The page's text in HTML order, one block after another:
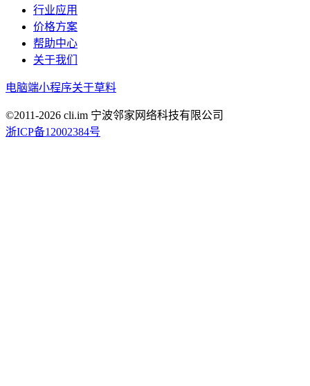
行业应用
价格方案
帮助中心
关于我们
电脑端小程序关于草料
©2011-2026 cli.im 宁波邻家网络科技有限公司
浙ICP备12002384号